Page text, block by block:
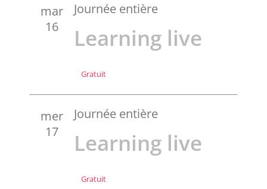
mar
16
Journée entière
Learning live
Gratuit
mer
17
Journée entière
Learning live
Gratuit